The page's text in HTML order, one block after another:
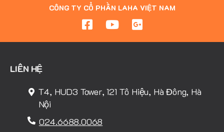
CÔNG TY CỔ PHẦN LAHA VIỆT NAM
LIÊN HỆ
T4, HUD3 Tower, 121 Tô Hiệu, Hà Đông, Hà
Nội
024.6688.0068